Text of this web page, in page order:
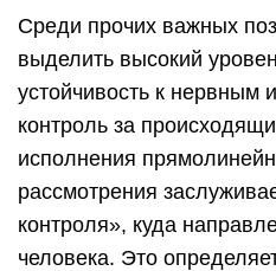
Среди прочих важных
выделить высокий
устойчивость к нервным
контроль за
исполнения
рассмотрения
контроля», куда
человека. Это